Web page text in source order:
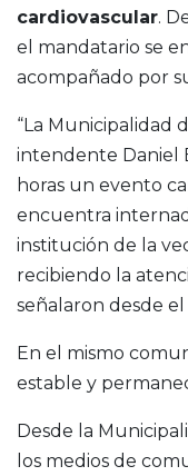
cardiovascular.
el mandatario se
acompañado por
“La Municipalidad
intendente Daniel
horas un evento
encuentra
institución de la
recibiendo la
señalaron desde
En el mismo
estable y
Desde la
los medios de